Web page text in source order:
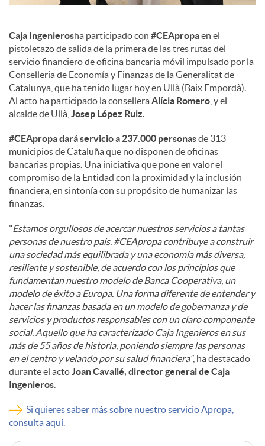
n
i
d
o
s
Caja Ingenierosha participado con #CEApropaen el
pistoletazo de salida de la primera de las tres rutas del
servicio financiero de oficina bancaria móvil impulsado por la
Conselleria de Economía y Finanzas de la Generalitat de
Catalunya, que ha tenido lugar hoy en Ullà (Baix Empordà).
Al acto ha participado la conselleraAlícia Romero , y el
alcalde de Ullà, Josep López Ruiz.
#CEApropa dará servicio a 237.000 personasde 313
municipios de Cataluña que no disponen de oficinas
bancarias propias. Una iniciativa que pone en valor el
compromiso de la Entidad con la proximidad y la inclusión
financiera, en sintonía con su propósito de humanizar las
finanzas.
"Estamos orgullosos de acercar nuestros servicios a tantas
personas de nuestro país. #CEApropa contribuye a construir
una sociedad más equilibrada y una economía más diversa,
resiliente y sostenible, de acuerdo con los principios que
fundamentan nuestro modelo de Banca Cooperativa, un
modelo de éxito a Europa. Una forma diferente de entender y
hacer las finanzas basada en un modelo de gobernanza y de
servicios y productos responsables con un claro componente
social. Aquello que ha caracterizado Caja Ingenieros en sus
más de 55 años de historia, poniendo siempre las personas
en el centro y velando por su salud financiera”, ha destacado
durante el actoJoan Cavallé, director general de Caja
Ingenieros.
Si quieres saber más sobre nuestro servicio Apropa,
consulta aquí.